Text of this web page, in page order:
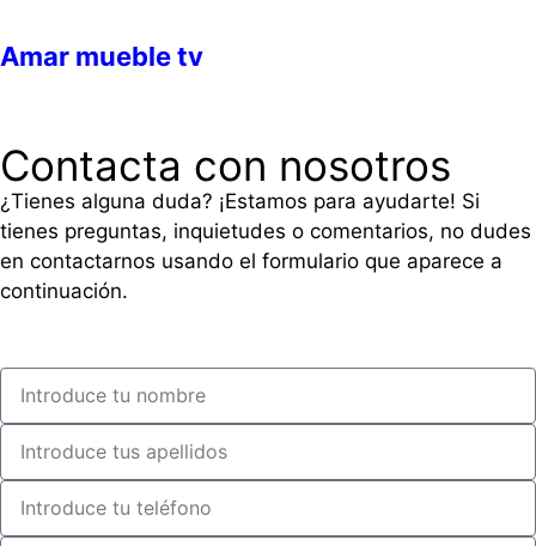
Amar mueble tv
Contacta con nosotros
¿Tienes alguna duda? ¡Estamos para ayudarte! Si
tienes preguntas, inquietudes o comentarios, no dudes
en contactarnos usando el formulario que aparece a
continuación.